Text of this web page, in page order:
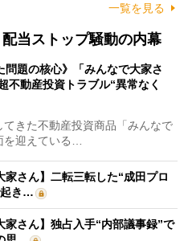
一覧を見る
配当ストップ騒動の内幕
問題の核心》「みんなで大家さ
不動産投資トラブル“異常なく
きた不動産投資商品「みんなで
迎えている…
家さん】二転三転した“成田プロ
起き…
家さん】独占入手“内部議事録”で